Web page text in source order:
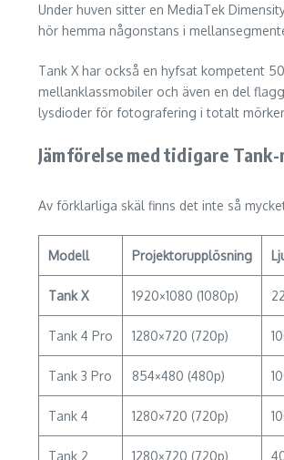
Under huven sitter en MediaTek
hör hemma någonstans i
Tank X har också en hyfsat kompetent
mellanklassmobiler och även en del
lysdioder för fotografering i totalt
Jämförelse med tidigare
Av förklarliga skäl finns det inte så
Modell Projektorupplösning
Tank X 1920×1080 (1080p)
Tank 4 Pro 1280×720 (720p)
Tank 3 Pro 854×480 (480p)
Tank 4 1280×720 (720p)
Tank 2 1280×720 (720p)